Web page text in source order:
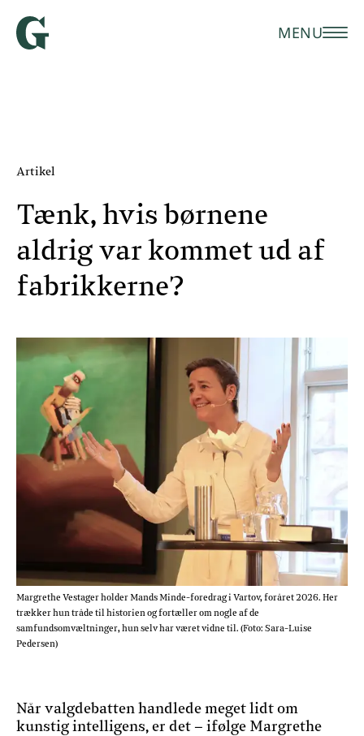
MENU
Artikel
Tænk, hvis børnene
aldrig var kommet ud af
fabrikkerne?
Margrethe Vestager holder Mands Minde-foredrag i Vartov, foråret 2026. Her
trækker hun tråde til historien og fortæller om nogle af de
samfundsomvæltninger, hun selv har været vidne til. (Foto: Sara-Luise
Pedersen)
Når valgdebatten handlede meget lidt om
kunstig intelligens, er det – ifølge Margrethe